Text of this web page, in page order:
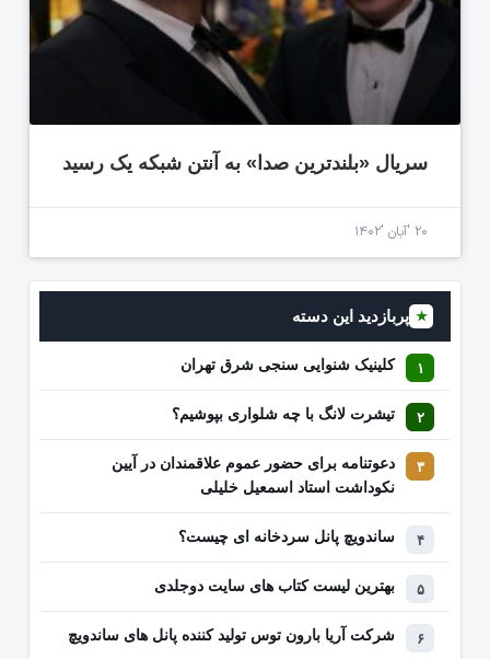
سریال «بلندترین صدا» به آنتن شبکه یک رسید
۲۰ 'آبان '۱۴۰۲
★ پربازدید این دسته
کلینیک شنوایی سنجی شرق تهران
تیشرت لانگ با چه شلواری بپوشیم؟
دعوتنامه برای حضور عموم علاقمندان در آیین
نکوداشت استاد اسمعیل خلیلی
ساندویچ پانل سردخانه ای چیست؟
بهترین لیست کتاب‌ های سایت دوجلدی
شرکت آریا بارون توس تولید کننده پانل های ساندویچ